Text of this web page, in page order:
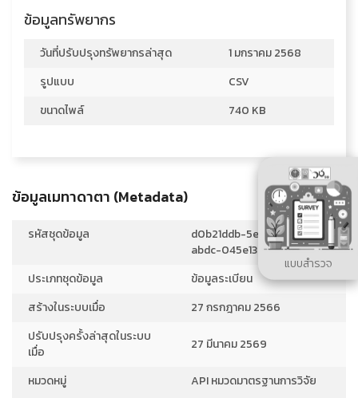
ข้อมูลทรัพยากร
วันที่ปรับปรุงทรัพยากรล่าสุด
1 มกราคม 2568
รูปแบบ
CSV
ขนาดไพล์
740 KB
ข้อมูลเมทาดาตา (Metadata)
รหัสชุดข้อมูล
d0b21ddb-5e3f-4e2b-
abdc-045e137547e0
ประเภทชุดข้อมูล
ข้อมูลระเบียน
สร้างในระบบเมื่อ
27 กรกฎาคม 2566
ปรับปรุงครั้งล่าสุดในระบบ
เมื่อ
27 มีนาคม 2569
หมวดหมู่ API หมวดมาตรฐานการวิจัย
แบบสำรวจ